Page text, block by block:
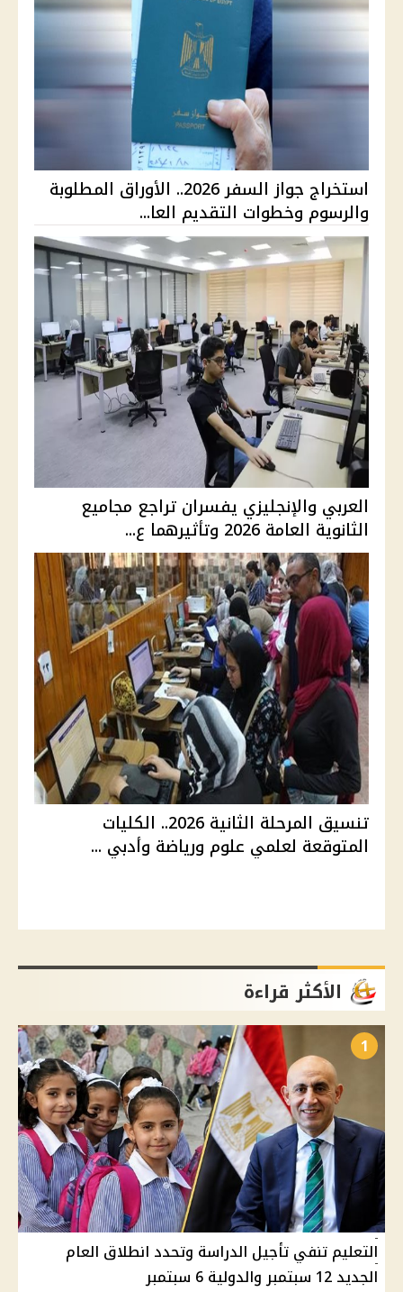
استخراج جواز السفر 2026.. الأوراق المطلوبة
والرسوم وخطوات التقديم العا...
العربي والإنجليزي يفسران تراجع مجاميع
الثانوية العامة 2026 وتأثيرهما ع...
تنسيق المرحلة الثانية 2026.. الكليات
المتوقعة لعلمي علوم ورياضة وأدبي ...
الأكثر قراءة
1
التعليم تنفي تأجيل الدراسة وتحدد انطلاق العام
الجديد 12 سبتمبر والدولية 6 سبتمبر